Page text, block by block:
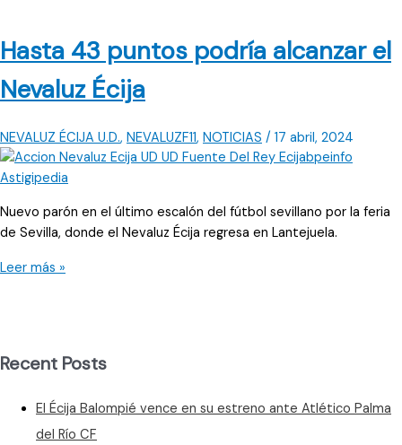
Hasta 43 puntos podría alcanzar el
Nevaluz Écija
NEVALUZ ÉCIJA U.D., NEVALUZF11, NOTICIAS / 17 abril, 2024
Nuevo parón en el último escalón del fútbol sevillano por la feria
de Sevilla, donde el Nevaluz Écija regresa en Lantejuela.
Hasta
el
Écija
Leer más »
Recent Posts
El Écija Balompié vence en su estreno ante Atlético Palma
del Río CF